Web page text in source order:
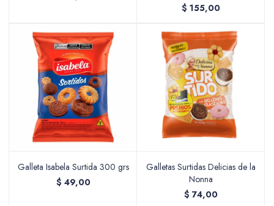
$ 155,00
Galleta Isabela Surtida 300 grs
$ 49,00
Galletas Surtidas Delicias de la
Nonna
$ 74,00